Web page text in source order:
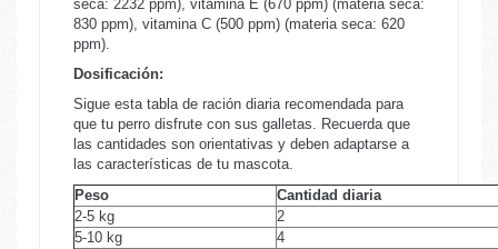
seca: 2232 ppm), vitamina E (670 ppm) (materia seca:
830 ppm), vitamina C (500 ppm) (materia seca: 620
ppm).
Dosificación:
Sigue esta tabla de ración diaria recomendada para
que tu perro disfrute con sus galletas. Recuerda que
las cantidades son orientativas y deben adaptarse a
las características de tu mascota.
Peso
Cantidad diaria
2-5 kg
2
5-10 kg
4